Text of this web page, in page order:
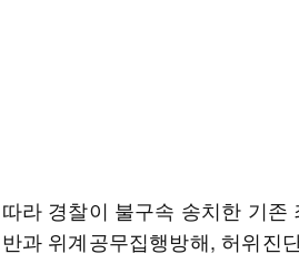
라 경찰이 불구속 송치한 기존
과 위계공무집행방해, 허위진